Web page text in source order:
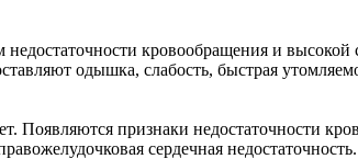
кровообращения и высокой
одышка, слабость, быстрая
Появляются признаки недостаточности
сердечная